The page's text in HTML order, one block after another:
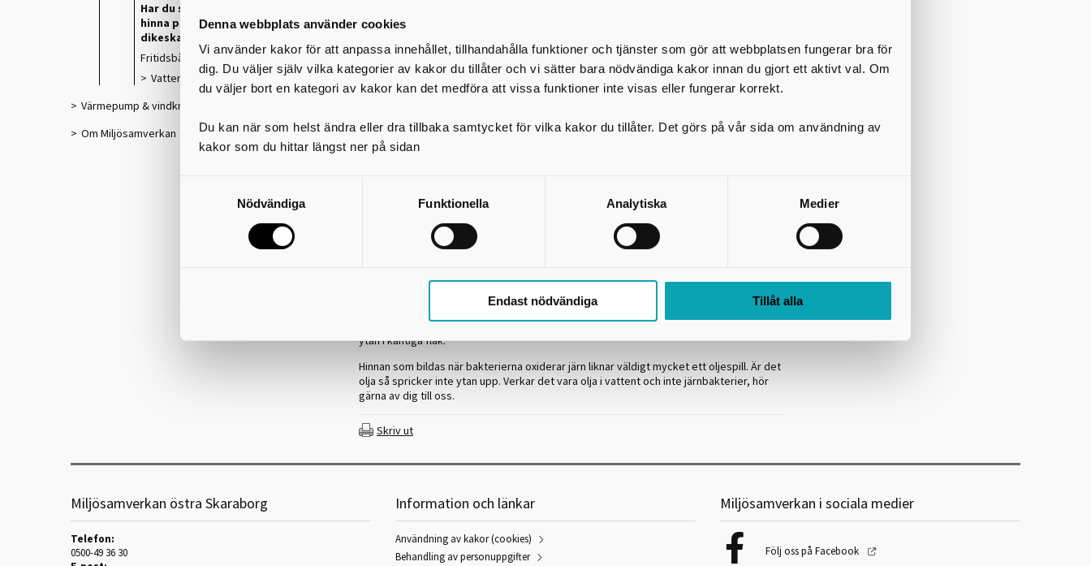
Denna webbplats använder cookies
Vi använder kakor för att anpassa innehållet, tillhandahålla funktioner och tjänster som gör att webbplatsen fungerar bra för
dig. Du väljer själv vilka kategorier av kakor du tillåter och vi sätter bara nödvändiga kakor innan du gjort ett aktivt val. Om
du väljer bort en kategori av kakor kan det medföra att vissa funktioner inte visas eller fungerar korrekt.
Du kan när som helst ändra eller dra tillbaka samtycket för vilka kakor du tillåter. Det görs på vår sida om användning av
kakor som du hittar längst ner på sidan
Nödvändiga Funktionella Analytiska Medier
Endast nödvändiga Tillåt alla
Har du sett en oljeskimrande
hinna på vattenpölarna i
dikeskanten?
Fritidsbåtar
Vattenskyddsområden
Värmepump & vindkraft
Om Miljösamverkan
Har du sett en oljeskimrande hinna på
vattenpölarna i dikeskanten?
frågan om järnbakterier, vilket är helt ofarligt.
Man kan lätt tro att det handlar om olja som läckt ut eller dumpats i diket, men oftast är
järnbakterien oxiderar järnet i vattnet så bildas färgade sediment.
Det kan lysa rostrött i en del pölar och i andra glimmar det i regnbågens färger. Den
roströda färgen kommer från järnbakterier som finns naturligt. Även den silver- och
Kontrollera med en pinne om du vill
Det är lätt att själv kontrollera om hinnan består av olja eller av järnbakterier genom att
slå med en pinne på vattenytan. Om det är en hinna från järnbakterier så krackelerar
ytan i kantiga flak.
Hinnan som bildas när bakterierna oxiderar järn liknar väldigt mycket ett oljespill. Är det
olja så spricker inte ytan upp. Verkar det vara olja i vattent och inte järnbakterier, hör
gärna av dig till oss.
Skriv ut
Miljösamverkan östra Skaraborg
Telefon:
0500-49 36 30
Information och länkar
Användning av kakor (cookies)
Behandling av personuppgifter
Miljösamverkan i sociala medier
Följ oss på Facebook